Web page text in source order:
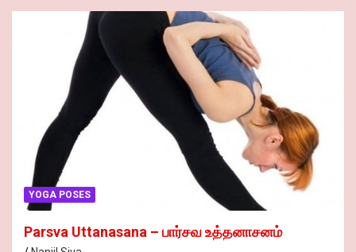
YOGA POSES
Parsva Uttanasana – பார்சவ உத்தனாசனம்